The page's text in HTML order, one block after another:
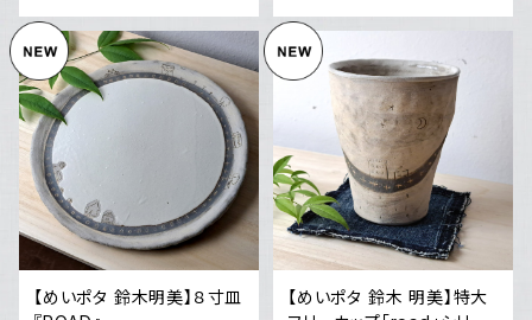
【めいポタ 鈴木明美】８寸皿
【めいポタ 鈴木 明美】特大